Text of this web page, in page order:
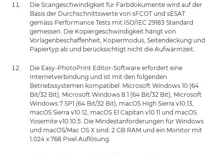
Die Scangeschwindigkeit für Farbdokumente wird auf der
Basis der Durchschnittswerte von sFCOT und sESAT
gemäss Performance Tests mit ISO/IEC 29183 Standard
gemessen. Die Kopiergeschwindigkeit hängt von
Vorlagenbeschaffenheit, Kopiermodus, Seitendeckung und
Papiertyp ab und berücksichtigt nicht die Aufwärmzeit.
Die Easy-PhotoPrint Editor-Software erfordert eine
Internetverbindung und ist mit den folgenden
Betriebssystemen kompatibel: Microsoft Windows 10 (64
Bit/32 Bit), Microsoft Windows 8.1 (64 Bit/32 Bit), Microsoft
Windows 7 SP1 (64 Bit/32 Bit), macOS High Sierra v10.13,
macOS Sierra v10.12, macOS El Capitan v10.11 und macOS
Yosemite v10.10.5. Die Mindestanforderungen für Windows
und macOS/Mac OS X sind: 2 GB RAM und ein Monitor mit
1.024 x 768 Pixel Auflösung.